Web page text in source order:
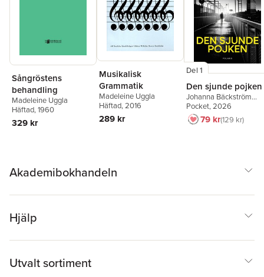
Sångröstens
behandling
Madeleine Uggla
Häftad, 1960
329 kr
Musikalisk
Grammatik
Madeleine Uggla
Häftad, 2016
289 kr
Del 1
Den sjunde pojken
Johanna Bäckström
Lerneby
Pocket, 2026
79 kr129 kr
Akademibokhandeln
Hjälp
Utvalt sortiment